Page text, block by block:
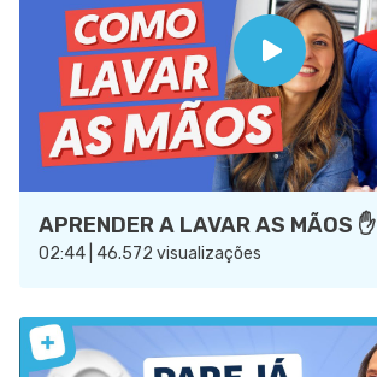
APRENDER A LAVAR AS MÃOS ✋
02:44 | 46.572 visualizações